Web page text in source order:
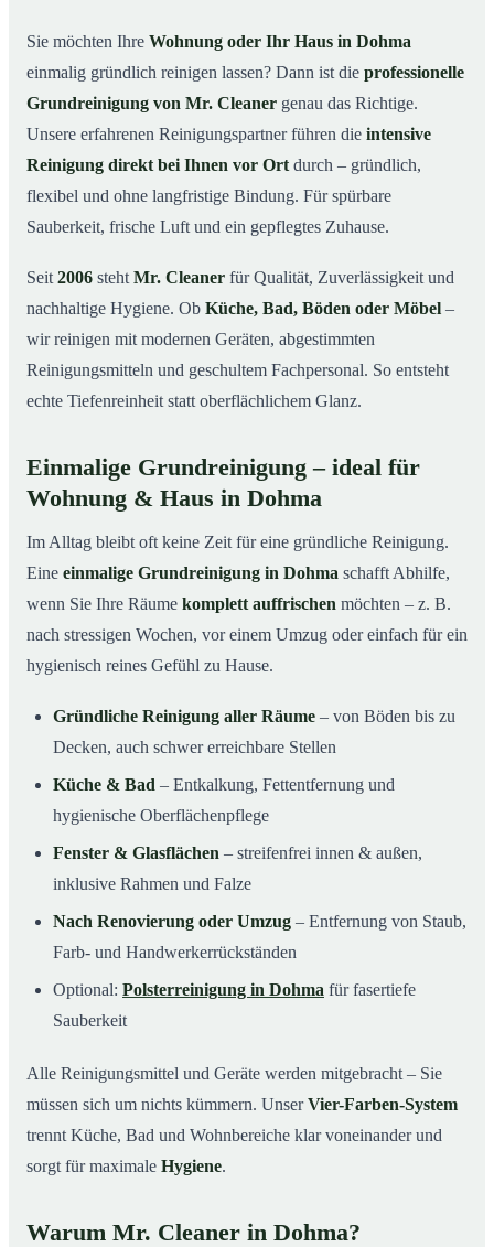
04 So läuft die Grundreinigung in Dohma ab
05 Wann ist eine Grundreinigung sinnvoll?
06Grundreinigung in Dohma & Umgebung
Jetzt kostenloses Angebot anfordern
Sie möchten Ihre Wohnung oder Ihr Haus in Dohma
einmalig gründlich reinigen lassen? Dann ist die professionelle
Grundreinigung von Mr. Cleaner genau das Richtige.
Unsere erfahrenen Reinigungspartner führen die intensive
Reinigung direkt bei Ihnen vor Ort durch – gründlich,
flexibel und ohne langfristige Bindung. Für spürbare
Sauberkeit, frische Luft und ein gepflegtes Zuhause.
Seit 2006 steht Mr. Cleaner für Qualität, Zuverlässigkeit und
nachhaltige Hygiene. Ob Küche, Bad, Böden oder Möbel –
wir reinigen mit modernen Geräten, abgestimmten
Reinigungsmitteln und geschultem Fachpersonal. So entsteht
echte Tiefenreinheit statt oberflächlichem Glanz.
Einmalige Grundreinigung – ideal für
Wohnung & Haus in Dohma
Im Alltag bleibt oft keine Zeit für eine gründliche Reinigung.
Eine einmalige Grundreinigung in Dohma schafft Abhilfe,
wenn Sie Ihre Räume komplett auffrischen möchten – z. B.
nach stressigen Wochen, vor einem Umzug oder einfach für ein
hygienisch reines Gefühl zu Hause.
Gründliche Reinigung aller Räume – von Böden bis zu
Decken, auch schwer erreichbare Stellen
Küche & Bad – Entkalkung, Fettentfernung und
hygienische Oberflächenpflege
Fenster & Glasflächen – streifenfrei innen & außen,
inklusive Rahmen und Falze
Nach Renovierung oder Umzug – Entfernung von Staub,
Farb- und Handwerkerrückständen
Optional: Polsterreinigung in Dohma für fasertiefe
Sauberkeit
Alle Reinigungsmittel und Geräte werden mitgebracht – Sie
müssen sich um nichts kümmern. UnserVier-Farben-System
trennt Küche, Bad und Wohnbereiche klar voneinander und
sorgt für maximale Hygiene.
Warum Mr. Cleaner in Dohma?